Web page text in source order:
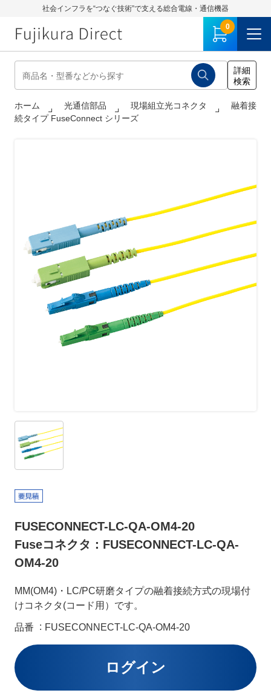
社会インフラを“つなぐ技術”で支える総合電線・通信機器
0
ホーム 光通信部品 現場組立光コネクタ
融着接
続タイプ FuseConnect シリーズ
FUSECONNECT-LC-QA-OM4-20
Fuseコネクタ：FUSECONNECT-LC-QA-
OM4-20
MM(OM4)・LC/PC研磨タイプの融着接続方式の現場付
けコネクタ(コード用）です。
品番 FUSECONNECT-LC-QA-OM4-20